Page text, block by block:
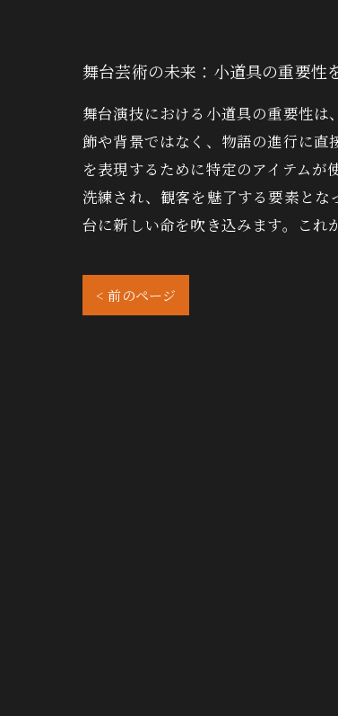
舞台芸術の未来：小道具の重要性
舞台演技における小道具の重要性
飾や背景ではなく、物語の進行に
を表現するために特定のアイテム
洗練され、観客を魅了する要素と
台に新しい命を吹き込みます。これ
< 前のページ